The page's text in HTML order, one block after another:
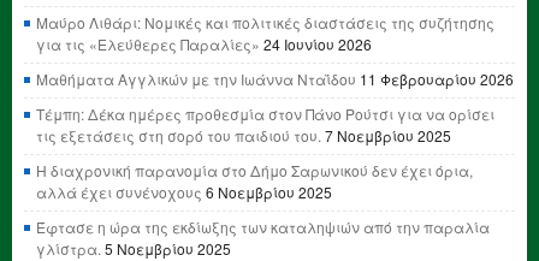
Μαύρο Λιθάρι: Νομικές και πολιτικές διαστάσεις της συζήτησης
για τις «Ελεύθερες Παραλίες» 24 Ιουνίου 2026
Μαθήματα Αγγλικών με την Ιωάννα Νταΐδου 11 Φεβρουαρίου 2026
Τέμπη: Δέκα ημέρες προθεσμία στον Πάνο Ρούτσι για να ορίσει
τις εξετάσεις στη σορό του παιδιού του. 7 Νοεμβρίου 2025
Η διαχρονική παρανομία στο Δήμο Σαρωνικού δεν έχει όρια,
αλλά έχει συνένοχους 6 Νοεμβρίου 2025
Έφτασε η ώρα της εκδίωξης των καταληψιών από την παραλία
γλίστρα. 5 Νοεμβρίου 2025